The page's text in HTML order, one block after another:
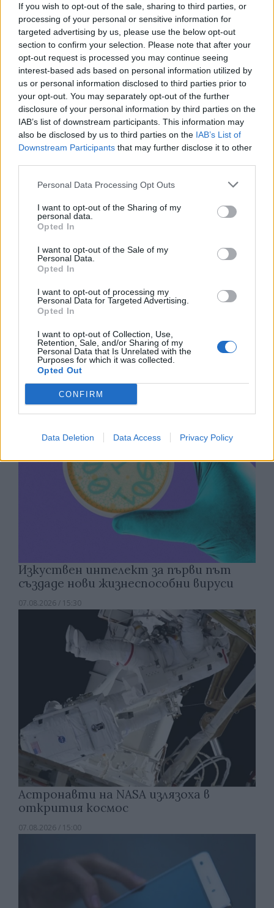
If you wish to opt-out of the sale, sharing to third parties, or
processing of your personal or sensitive information for
targeted advertising by us, please use the below opt-out
section to confirm your selection. Please note that after your
opt-out request is processed you may continue seeing
interest-based ads based on personal information utilized by
us or personal information disclosed to third parties prior to
your opt-out. You may separately opt-out of the further
disclosure of your personal information by third parties on the
IAB’s list of downstream participants. This information may
also be disclosed by us to third parties on the IAB’s List of
Downstream Participants that may further disclose it to other
Personal Data Processing Opt Outs
I want to opt-out of the Sharing of my
personal data.
Opted In
I want to opt-out of the Sale of my
Personal Data.
Opted In
I want to opt-out of processing my
Personal Data for Targeted Advertising.
Opted In
I want to opt-out of Collection, Use,
Retention, Sale, and/or Sharing of my
Personal Data that Is Unrelated with the
Purposes for which it was collected.
Opted Out
CONFIRM
Data Deletion Data Access Privacy Policy
Русия започна да внася петролни
продукти от Южна Корея.
07.08.2026 / 17:05
Древен храм на почти 900 години
откриха под кафене за сладолед в
Полша
07.08.2026 / 16:00
Изкуствен интелект за първи път
създаде нови жизнеспособни вируси
07.08.2026 / 15:30
Астронавти на NASA излязоха в
открития космос
07.08.2026 / 15:00